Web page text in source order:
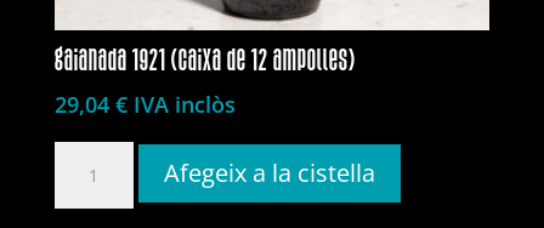
gaianada 1921 (caixa de 12 ampolles)
29,04 € IVA inclòs
Afegeix a la cistella